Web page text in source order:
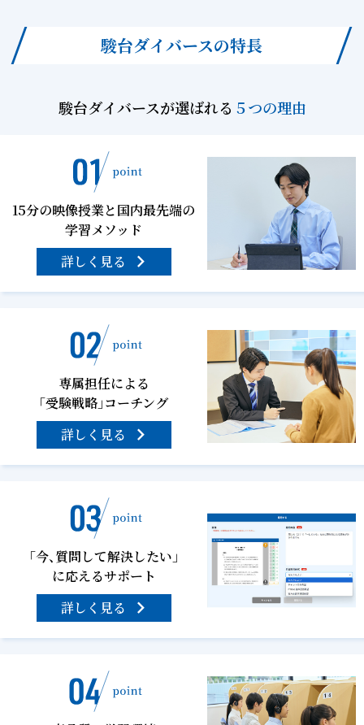
駿台ダイバースの特長
駿台ダイバースが選ばれる ５つの理由
15分の映像授業と国内最先端の
学習メソッド
詳しく見る
専属担任による
「受験戦略」コーチング
詳しく見る
「今、質問して解決したい」
に応えるサポート
詳しく見る